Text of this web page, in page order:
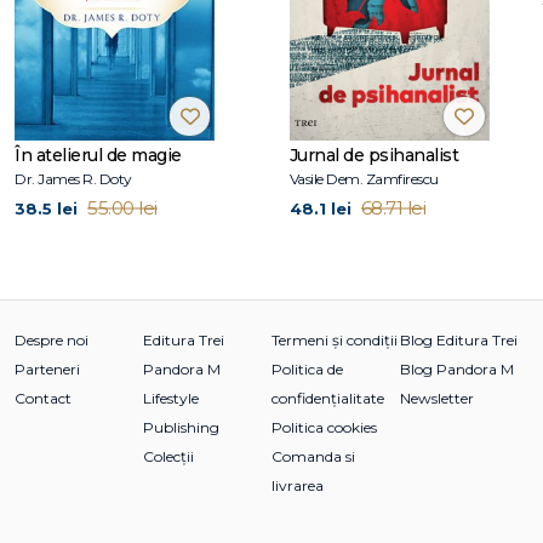
bunăstare, și sustenabilitate.
MARK MANSON este autorul best-sellerurilor New York
Times – Arta subtilă a disperării și Arta subtilă a nepăsării.
Cărțile lui Manson au fost traduse în peste cincizeci de limbi,
acumulând vânzări de peste douăsprezece de milioane de
exemplare în toată lumea. Manson coordonează una
dintre cele mai mari platforme online dedicate dezvoltării
În atelierul de magie
Dr. James R. Doty
38.5 lei 55.00 lei
Jurnal de psihanalist
Vasile Dem. Zamfirescu
48.1 lei 68.71 lei
Despre noi
Parteneri
Contact
Editura Trei
Pandora M
Lifestyle
Publishing
Colecții
Termeni și condiții
Politica de
confidențialitate
Politica cookies
Comanda si
livrarea
Blog Editura Trei
Blog Pandora M
Newsletter